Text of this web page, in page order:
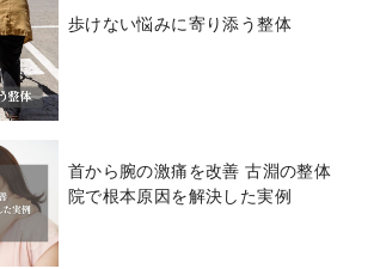
歩けない悩みに寄り添う整体
首から腕の激痛を改善 古淵の整体
院で根本原因を解決した実例